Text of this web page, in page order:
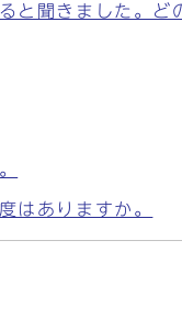
聞きました。ど
はありますか。